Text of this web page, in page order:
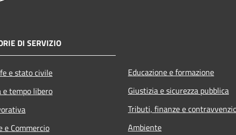
DI SERVIZIO
e stato civile
e tempo libero
e Commercio
Educazione e formazione
Giustizia e sicurezza pubblica
Tributi, finanze e
Ambiente